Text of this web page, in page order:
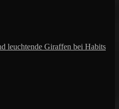
leuchtende Giraffen bei Habits